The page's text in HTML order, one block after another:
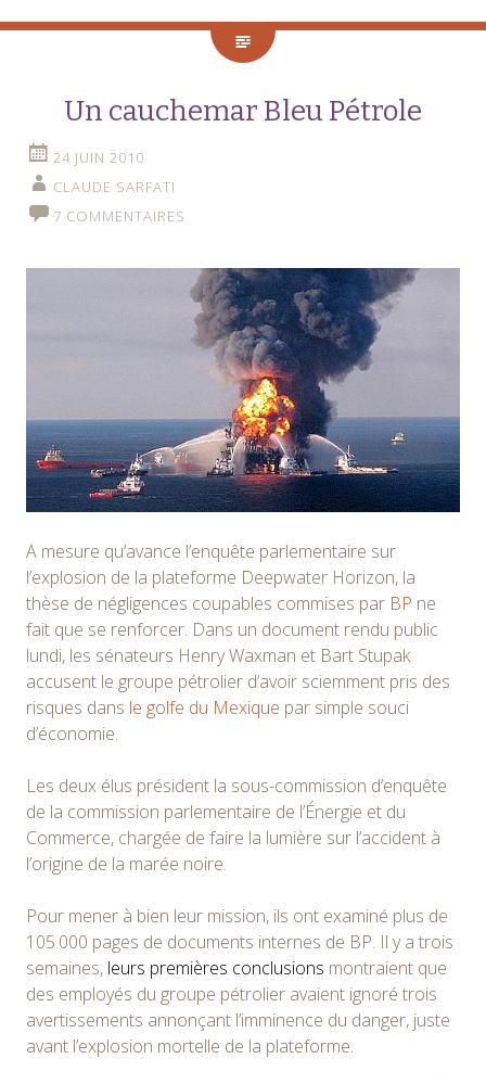
Un cauchemar Bleu Pétrole
24 JUIN 2010
CLAUDE SARFATI
7 COMMENTAIRES
A mesure qu’avance l’enquête parlementaire sur
l’explosion de la plateforme Deepwater Horizon, la
thèse de négligences coupables commises par BP ne
fait que se renforcer. Dans un document rendu public
lundi, les sénateurs Henry Waxman et Bart Stupak
accusent le groupe pétrolier d’avoir sciemment pris des
risques dans le golfe du Mexique par simple souci
d’économie.
Les deux élus président la sous-commission d’enquête
de la commission parlementaire de l’Énergie et du
Commerce, chargée de faire la lumière sur l’accident à
l’origine de la marée noire.
Pour mener à bien leur mission, ils ont examiné plus de
105.000 pages de documents internes de BP. Il y a trois
semaines, leurs premières conclusions montraient que
des employés du groupe pétrolier avaient ignoré trois
avertissements annonçant l’imminence du danger, juste
avant l’explosion mortelle de la plateforme.